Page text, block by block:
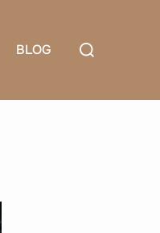
BLOG
Search